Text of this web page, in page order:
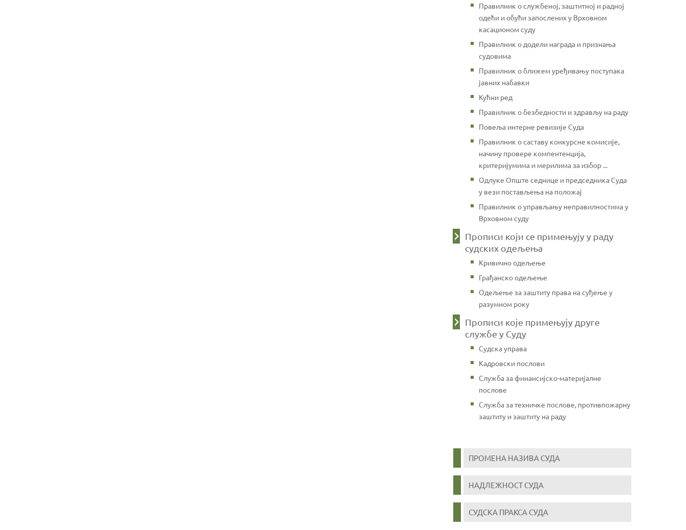
Правилник о службеној, заштитној и радној
одећи и обући запослених у Врховном
касационом суду
Правилник о додели награда и признања
судовима
Правилник о ближем уређивању поступака
јавних набавки
Кућни ред
Правилник о безбедности и здрављу на раду
Повеља интерне ревизије Суда
Правилник о саставу конкурсне комисије,
начину провере компентенција,
критеријумима и мерилима за избор ...
Одлуке Опште седнице и председника Суда
у вези постављења на положај
Правилник о управљању неправилностима у
Врховном суду
Прописи који се примењују у раду
судских одељења
Кривично одељење
Грађанско одељење
Одељење за заштиту права на суђење у
разумном року
Прописи које примењују друге
службе у Суду
Судска управа
Кадровски послови
Служба за финансијско-материјалне
послове
Служба за техничке послове, противпожарну
заштиту и заштиту на раду
ПРОМЕНА НАЗИВА СУДА
НАДЛЕЖНОСТ СУДА
СУДСКА ПРАКСА СУДА